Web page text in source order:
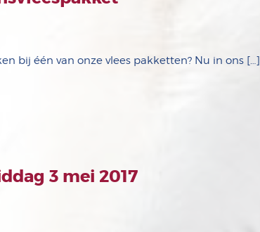
bij één van onze vlees pakketten? Nu in ons […]
3 mei 2017